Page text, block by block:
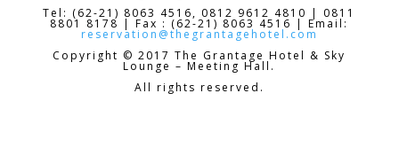
Tel: (62-21) 8063 4516, 0812 9612 4810 | 0811
8801 8178 | Fax : (62-21) 8063 4516 | Email:
reservation@thegrantagehotel.com
Copyright © 2017 The Grantage Hotel & Sky
Lounge – Meeting Hall.
All rights reserved.